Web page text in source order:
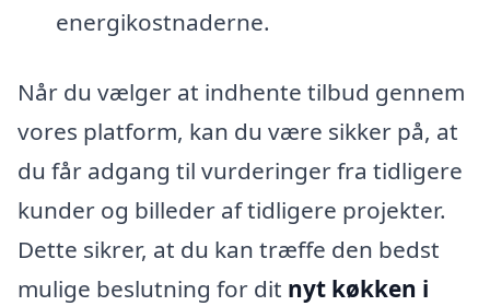
energikostnaderne.
Når du vælger at indhente tilbud gennem
vores platform, kan du være sikker på, at
du får adgang til vurderinger fra tidligere
kunder og billeder af tidligere projekter.
Dette sikrer, at du kan træffe den bedst
mulige beslutning for dit nyt køkken i